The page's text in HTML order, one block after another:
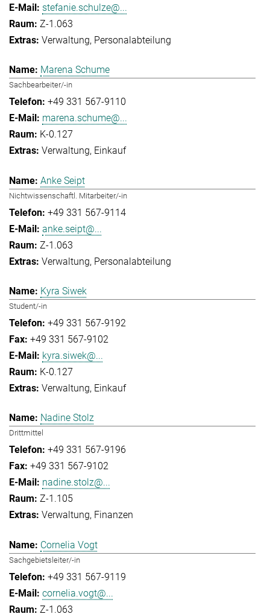
stefanie.schulze@...
Z-1.063
Verwaltung Personalabteilung
Marena Schume
Sachbearbeiter/-in
+49 331 567-9110
marena.schume@...
K-0.127
Verwaltung Einkauf
Anke Seipt
Nichtwissenschaftl. Mitarbeiter/-in
+49 331 567-9114
anke.seipt@...
Z-1.063
Verwaltung Personalabteilung
Kyra Siwek
Student/-in
+49 331 567-9192
+49 331 567-9102
kyra.siwek@...
K-0.127
Verwaltung Einkauf
Nadine Stolz
Drittmittel
+49 331 567-9196
+49 331 567-9102
nadine.stolz@...
Z-1.105
Verwaltung Finanzen
Cornelia Vogt
Sachgebietsleiter/-in
+49 331 567-9119
cornelia.vogt@...
Z-1.063